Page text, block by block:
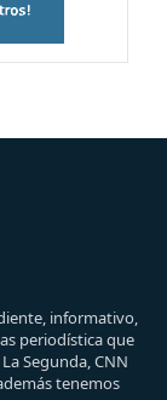
informativo,
periodística que
Segunda, CNN
tenemos